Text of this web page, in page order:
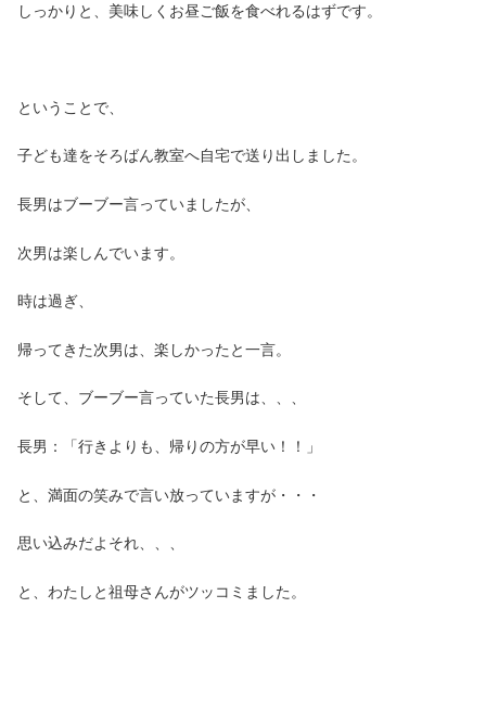
しっかりと、美味しくお昼ご飯を食べれるはずです。
ということで、
子ども達をそろばん教室へ自宅で送り出しました。
長男はブーブー言っていましたが、
次男は楽しんでいます。
時は過ぎ、
帰ってきた次男は、楽しかったと一言。
そして、ブーブー言っていた長男は、、、
長男：「行きよりも、帰りの方が早い！！」
と、満面の笑みで言い放っていますが・・・
思い込みだよそれ、、、
と、わたしと祖母さんがツッコミました。